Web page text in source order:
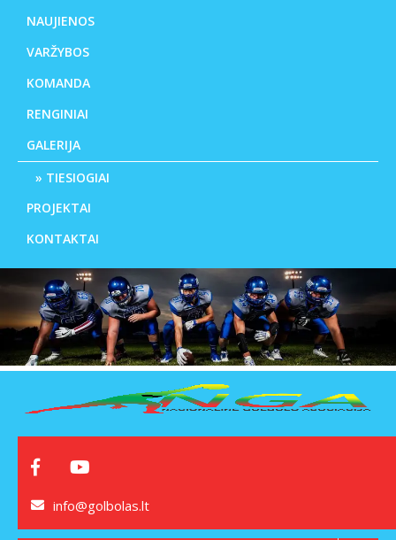
NAUJIENOS
VARŽYBOS
KOMANDA
RENGINIAI
GALERIJA
TIESIOGIAI
PROJEKTAI
KONTAKTAI
info@golbolas.lt